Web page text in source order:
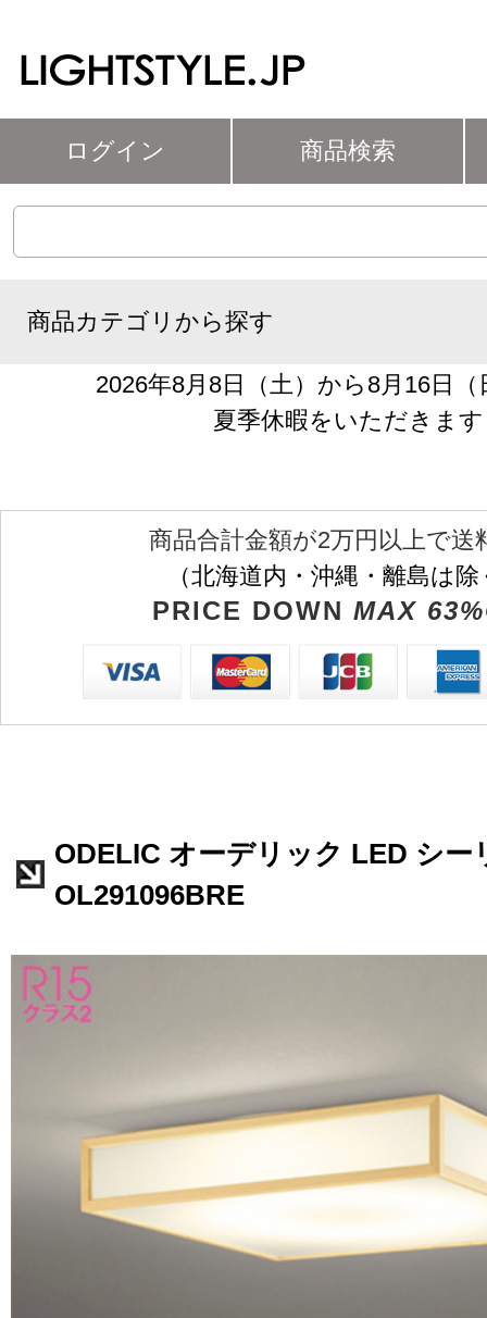
ログイン 商品検索
商品カテゴリから探す
2026年8月8日（土）から8月16日
夏季休暇をいただきます
商品合計金額が2万円以上で送
（北海道内・沖縄・離島は
PRICE DOWN MAX
ODELIC オーデリック LED シー
OL291096BRE